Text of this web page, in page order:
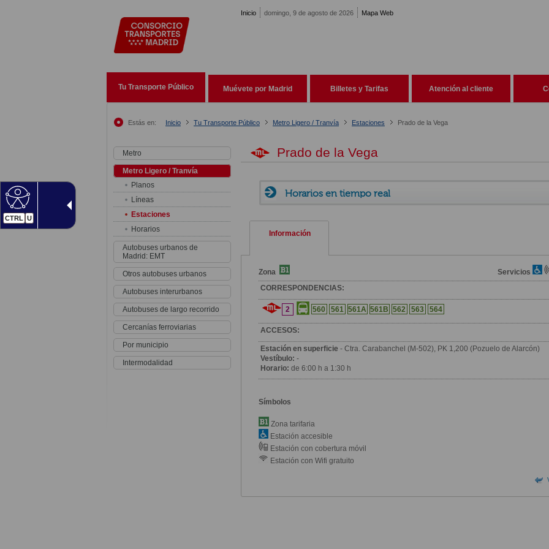
CTRL U
Inicio domingo, 9 de agosto de 2026 Mapa Web
Tu Transporte Público Muévete por Madrid Billetes y Tarifas Atención al cliente
Estás en: Inicio Tu Transporte Público Metro Ligero / Tranvía Estaciones Prado de la Vega
Metro
Metro Ligero / Tranvía
Planos
Líneas
Estaciones
Horarios
Autobuses urbanos de
Madrid: EMT
Otros autobuses urbanos
Autobuses interurbanos
Autobuses de largo recorrido
Cercanías ferroviarias
Por municipio
Intermodalidad
Prado de la Vega
Horarios en tiempo real
Información
Zona
Servicios
CORRESPONDENCIAS:
2 560 561 561A 561B 562 563 564
ACCESOS:
Estación en superficie - Ctra. Carabanchel (M-502), PK 1,200 (Pozuelo de Alarcón)
Vestíbulo: -
Horario: de 6:00 h a 1:30 h
Símbolos
Zona tarifaria
Estación accesible
Estación con cobertura móvil
Estación con Wifi gratuito